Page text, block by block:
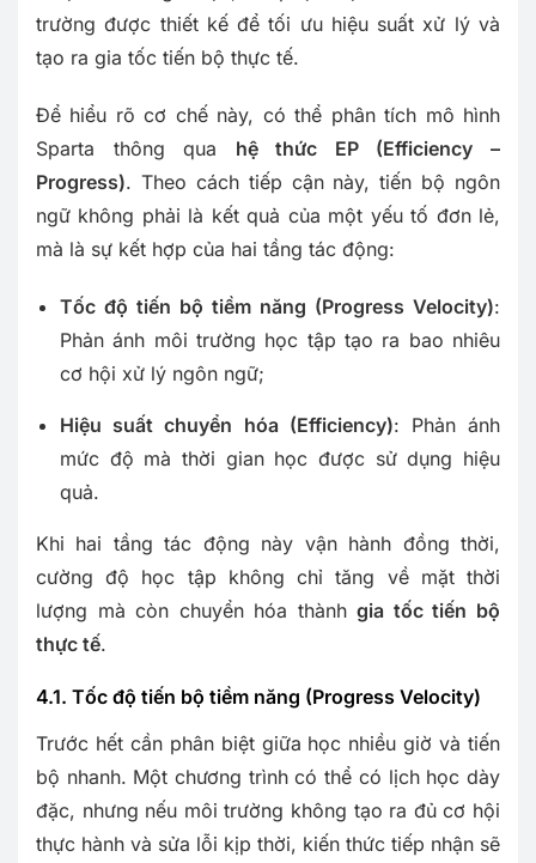
trường được thiết kế để tối ưu hiệu suất xử lý và
tạo ra gia tốc tiến bộ thực tế.
Để hiểu rõ cơ chế này, có thể phân tích mô hình
Sparta thông qua hệ thức EP (Efficiency –
Progress). Theo cách tiếp cận này, tiến bộ ngôn
ngữ không phải là kết quả của một yếu tố đơn lẻ,
mà là sự kết hợp của hai tầng tác động:
Tốc độ tiến bộ tiềm năng (Progress Velocity):
Phản ánh môi trường học tập tạo ra bao nhiêu
cơ hội xử lý ngôn ngữ;
Hiệu suất chuyển hóa (Efficiency): Phản ánh
mức độ mà thời gian học được sử dụng hiệu
quả.
Khi hai tầng tác động này vận hành đồng thời,
cường độ học tập không chỉ tăng về mặt thời
lượng mà còn chuyển hóa thànhgia tốc tiến bộ
thực tế.
4.1. Tốc độ tiến bộ tiềm năng (Progress Velocity)
Trước hết cần phân biệt giữa học nhiều giờ và tiến
bộ nhanh. Một chương trình có thể có lịch học dày
đặc, nhưng nếu môi trường không tạo ra đủ cơ hội
thực hành và sửa lỗi kịp thời, kiến thức tiếp nhận sẽ